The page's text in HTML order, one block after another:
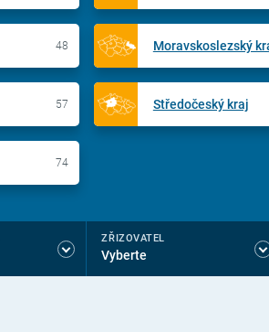
48 Moravskoslezský
57 Středočeský kraj
74
ZŘIZOVATEL
Vyberte